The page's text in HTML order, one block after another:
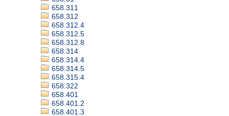
658.311
658.312
658.312.4
658.312.5
658.312.8
658.314
658.314.4
658.314.5
658.315.4
658.322
658.401
658.401.2
658.401.3